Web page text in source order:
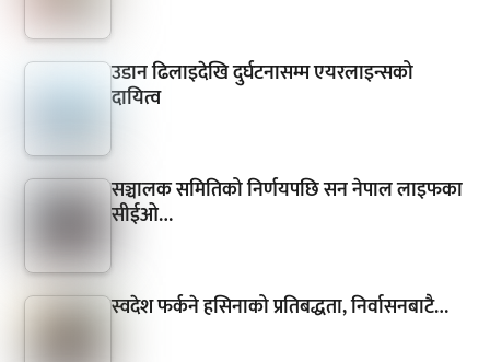
उडान ढिलाइदेखि दुर्घटनासम्म एयरलाइन्सको
दायित्व
सञ्चालक समितिको निर्णयपछि सन नेपाल लाइफका
सीईओ…
स्वदेश फर्कने हसिनाको प्रतिबद्धता, निर्वासनबाटै…